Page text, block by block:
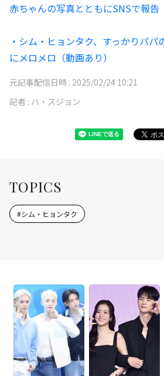
赤ちゃんの写真とともにSNSで報告
・シム・ヒョンタク、すっかりパ
にメロメロ（動画あり）
元記事配信日時 : 2025/02/24 10:21
記者 : ハ・スジョン
TOPICS
#シム・ヒョンタク